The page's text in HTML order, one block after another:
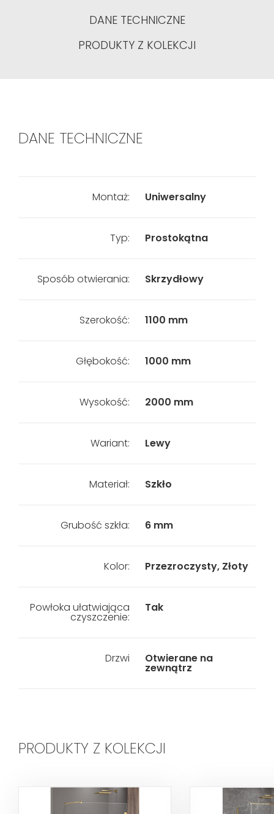
DANE TECHNICZNE
PRODUKTY Z KOLEKCJI
DANE TECHNICZNE
Montaż: Uniwersalny
Typ: Prostokątna
Sposób otwierania: Skrzydłowy
Szerokość: 1100 mm
Głębokość: 1000 mm
Wysokość: 2000 mm
Wariant: Lewy
Materiał: Szkło
Grubość szkła: 6 mm
Kolor: Przezroczysty, Złoty
Powłoka ułatwiająca
czyszczenie:
Tak
Drzwi Otwierane na
zewnątrz
PRODUKTY Z KOLEKCJI